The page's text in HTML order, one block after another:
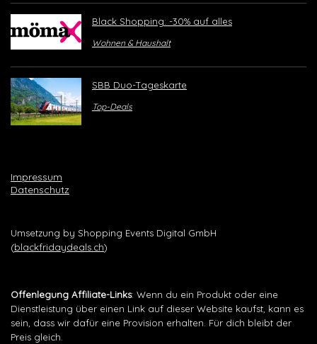
Black Shopping: -30% auf alles
Wohnen & Haushalt
SBB Duo-Tageskarte
Top-Deals
Impressum
Datenschutz
Umsetzung by Shopping Events Digital GmbH
(blackfridaydeals.ch)
Offenlegung Affiliate-Links: Wenn du ein Produkt oder eine
Dienstleistung über einen Link auf dieser Website kaufst, kann es
sein, dass wir dafür eine Provision erhalten. Für dich bleibt der
Preis gleich.